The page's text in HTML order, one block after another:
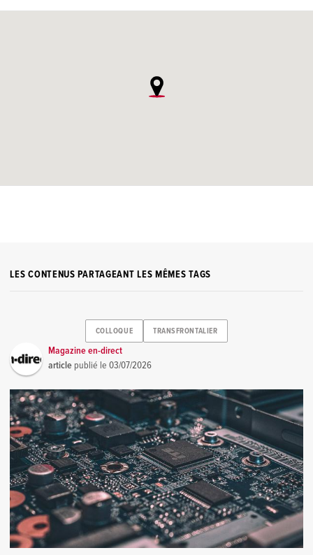
LES CONTENUS PARTAGEANT LES MÊMES TAGS
COLLOQUE TRANSFRONTALIER
Magazine en-direct
article publié le03/07/2026